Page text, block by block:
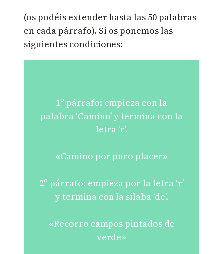
(os podéis extender hasta las 50 palabras
en cada párrafo). Si os ponemos las
siguientes condiciones:
1º párrafo: empieza con la
palabra ‘Camino’ y termina con la
letra ‘r’.
«Camino por puro placer»
2º párrafo: empieza por la letra ‘r’
y termina con la sílaba ‘de’.
«Recorro campos pintados de
verde»